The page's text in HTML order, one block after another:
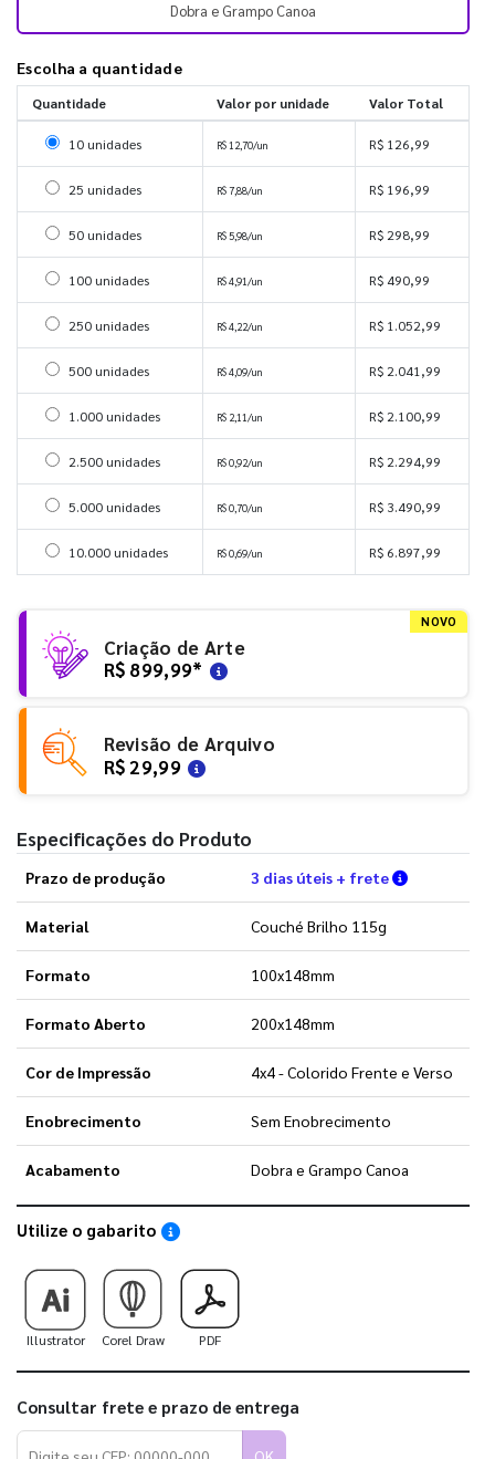
Dobra e Grampo Canoa
Escolha a quantidade
Quantidade Valor por unidade Valor Total
Selecionar 10 unidades
10 unidades R$ 12,70/un R$ 126,99
Selecionar 25 unidades
25 unidades R$ 7,88/un R$ 196,99
Selecionar 50 unidades
50 unidades R$ 5,98/un R$ 298,99
Selecionar 100 unidades
100 unidades R$ 4,91/un R$ 490,99
Selecionar 250 unidades
250 unidades R$ 4,22/un R$ 1.052,99
Selecionar 500 unidades
500 unidades R$ 4,09/un R$ 2.041,99
Selecionar 1000 unidades
1.000 unidades R$ 2,11/un R$ 2.100,99
Selecionar 2500 unidades
2.500 unidades R$ 0,92/un R$ 2.294,99
Selecionar 5000 unidades
5.000 unidades R$ 0,70/un R$ 3.490,99
Selecionar 10000 unidades
10.000 unidades R$ 0,69/un R$ 6.897,99
NOVO
Criação de Arte
R$ 899,99*
Revisão de Arquivo
R$ 29,99
Especificações do Produto
Prazo de produção 3 dias úteis + frete Verifique
Material Couché Brilho 115g
Formato 100x148mm
Formato Aberto 200x148mm
Cor de Impressão 4x4 - Colorido Frente e Verso
Enobrecimento Sem Enobrecimento
Acabamento Dobra e Grampo Canoa
Utilize o gabarito Saiba como utilizar os nossos gabaritos
Illustrator Corel Draw PDF
Consultar frete e prazo de entrega